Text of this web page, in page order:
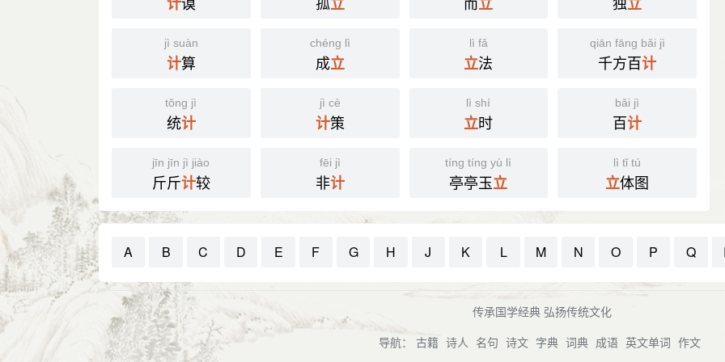
jì suàn
计算
chéng lì
成立
lì fǎ
立法
qiān fāng bǎi jì
千方百计
tǒng jì
统计
jì cè
计策
lì shí
立时
bǎi jì
百计
jīn jīn jì jiào
斤斤计较
fēi jì
非计
tíng tíng yù lì
亭亭玉立
lì tǐ tú
立体图
A B C D E F G H J K L M N O P Q
传承国学经典 弘扬传统文化
导航： 古籍 诗人 名句 诗文 字典 词典 成语 英文单词 作文